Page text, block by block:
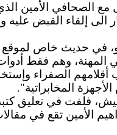
مع الصحافي الأمين
إلقاء القبض عليه
المهنة، وهم فقط
أقلامهم الصفراء
المخابراتية".
فلفت في تعليق
الأمين تقع في